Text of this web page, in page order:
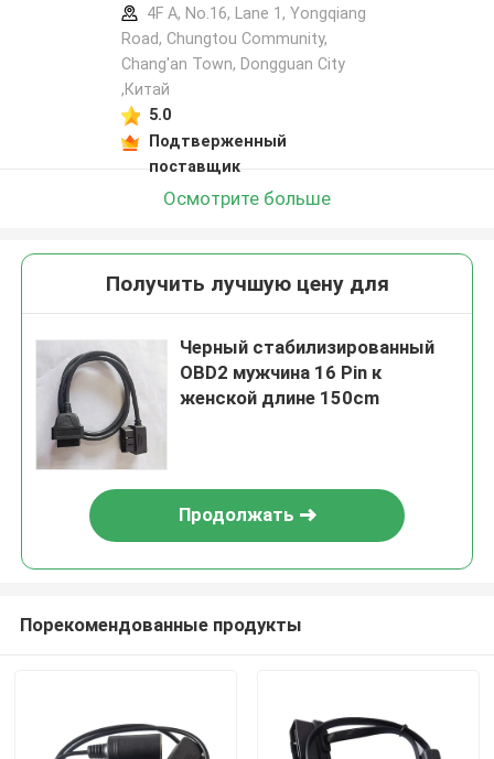
4F A, No.16, Lane 1, Yongqiang
Road, Chungtou Community,
Chang'an Town, Dongguan City
,Китай
5.0
Подтверженный
поставщик
Осмотрите больше
Получить лучшую цену для
Черный стабилизированный
OBD2 мужчина 16 Pin к
женской длине 150cm
Продолжать
Порекомендованные продукты